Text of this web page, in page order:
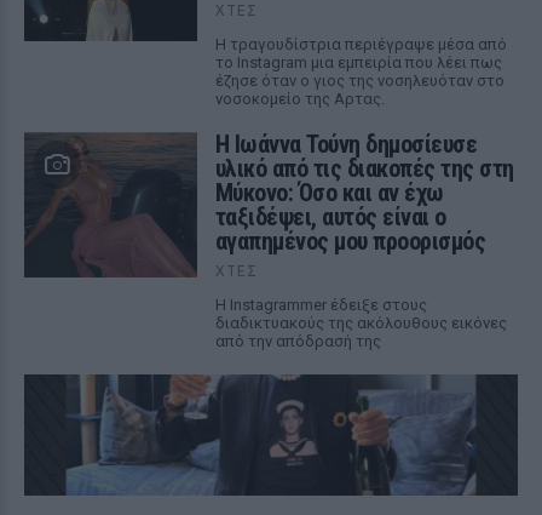
ΧΤΕΣ
Η τραγουδίστρια περιέγραψε μέσα από
το Instagram μια εμπειρία που λέει πως
έζησε όταν ο γιος της νοσηλευόταν στο
νοσοκομείο της Αρτας.
Η Ιωάννα Τούνη δημοσίευσε
υλικό από τις διακοπές της στη
Μύκονο: Όσο και αν έχω
ταξιδέψει, αυτός είναι ο
αγαπημένος μου προορισμός
ΧΤΕΣ
Η Instagrammer έδειξε στους
διαδικτυακούς της ακόλουθους εικόνες
από την απόδρασή της